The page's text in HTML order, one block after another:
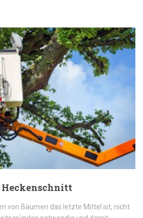
Heckenschnitt
von Bäumen das letzte Mittel ist, nicht